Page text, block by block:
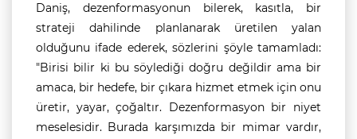
Daniş, dezenformasyonun bilerek, kasıtla, bir
strateji dahilinde planlanarak üretilen yalan
olduğunu ifade ederek, sözlerini şöyle tamamladı:
"Birisi bilir ki bu söylediği doğru değildir ama bir
amaca, bir hedefe, bir çıkara hizmet etmek için onu
üretir, yayar, çoğaltır. Dezenformasyon bir niyet
meselesidir. Burada karşımızda bir mimar vardır,